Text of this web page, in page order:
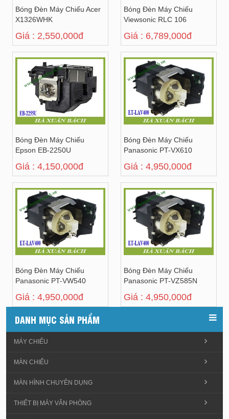
Bóng Đèn Máy Chiếu Acer
X1326WHK
Giá : 2,550,000đ
Bóng Đèn Máy Chiếu
Viewsonic RLC 106
Giá : 6,789,000đ
Bóng Đèn Máy Chiếu
Epson EB-2250U
Giá : 4,150,000đ
Bóng Đèn Máy Chiếu
Panasonic PT-VX610
Giá : 4,950,000đ
Bóng Đèn Máy Chiếu
Panasonic PT-VW540
Giá : 4,950,000đ
Bóng Đèn Máy Chiếu
Panasonic PT-VZ585N
Giá : 4,950,000đ
DANH MỤC SẢN PHẨM
MÁY CHIẾU
MÀN CHIẾU
MÀN HÌNH CHUYÊN DỤNG
THIẾT BỊ MÁY VĂN PHÒNG